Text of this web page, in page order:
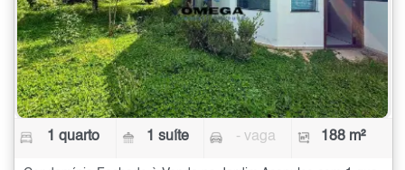
1 quarto 1 suíte - vaga 188 m²